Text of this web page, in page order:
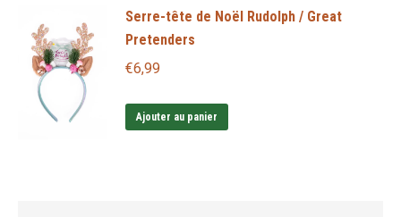
Serre-tête de Noël Rudolph / Great
Pretenders
€6,99
Ajouter au panier